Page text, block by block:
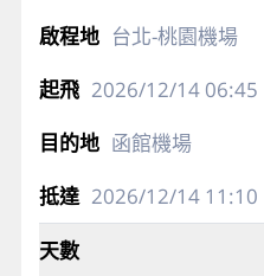
台北-桃園機場
2026/12/1406:45
函館機場
2026/12/1411:10